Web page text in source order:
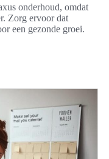
onderhoud, omdat
Zorg ervoor dat
een gezonde groei.